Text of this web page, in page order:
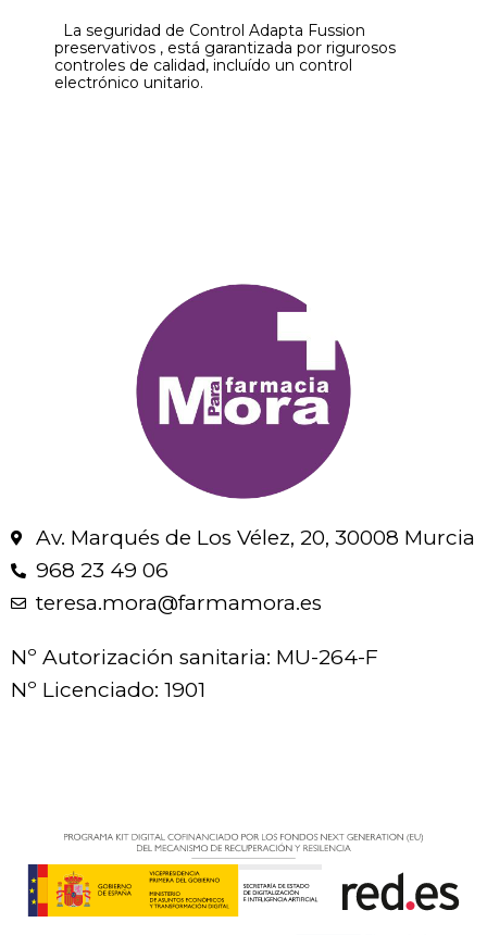
La seguridad de Control Adapta Fussion
preservativos , está garantizada por rigurosos
controles de calidad, incluído un control
electrónico unitario.
Av. Marqués de Los Vélez, 20, 30008 Murcia
968 23 49 06
teresa.mora@farmamora.es
Nº Autorización sanitaria: MU-264-F
Nº Licenciado: 1901